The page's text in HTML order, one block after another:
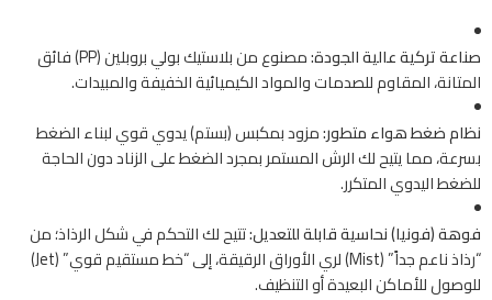
صناعة تركية عالية الجودة:
مصنوع من بلاستيك بولي بروبلين (PP) فائق
المتانة، المقاوم للصدمات والمواد الكيميائية الخفيفة والمبيدات.
نظام ضغط هواء متطور:مزود بمكبس (بستم) يدوي قوي لبناء الضغط
بسرعة، مما يتيح لك الرش المستمر بمجرد الضغط على الزناد دون الحاجة
للضغط اليدوي المتكرر.
فوهة (فونيا) نحاسية قابلة للتعديل:تتيح لك التحكم في شكل الرذاذ؛ من
“رذاذ ناعم جداً” (Mist) لري الأوراق الرقيقة، إلى “خط مستقيم قوي” (Jet)
للوصول للأماكن البعيدة أو التنظيف.